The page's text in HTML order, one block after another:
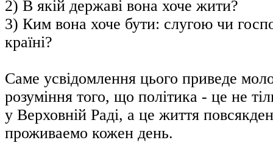
2) В якій державі вона хоче жити?
3) Ким вона хоче бути: слугою чи
країні?
Саме усвідомлення цього приведе
розуміння того, що політика - це не
у Верховній Раді, а це життя
проживаемо кожен день.